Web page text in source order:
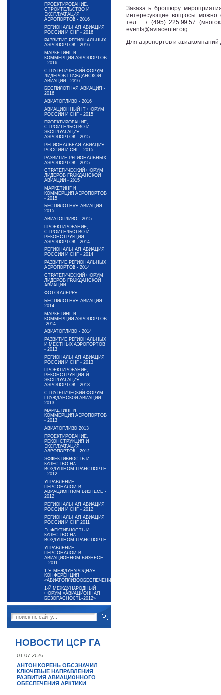
ПРОЕКТИРОВАНИЕ,
СТРОИТЕЛЬСТВО И
ЭКСПЛУАТАЦИЯ
АЭРОПОРТОВ - 2016
РЕГИОНАЛЬНАЯ АВИАЦИЯ
РОССИИ И СНГ - 2016
РАЗВИТИЕ РЕГИОНАЛЬНЫХ
АЭРОПОРТОВ - 2016
МАРКЕТИНГ И
КОММЕРЦИЯ АЭРОПОРТОВ
- 2016
СТРАТЕГИЧЕСКИЙ ФОРУМ
ЛИДЕРОВ ГРАЖДАНСКОЙ
АВИАЦИИ - 2016
БЕСПИЛОТНАЯ АВИАЦИЯ -
2016
АВИАТОПЛИВО - 2016
АВИАЦИОННЫЙ IT ФОРУМ
РОССИИ И СНГ - 2015
ПРОЕКТИРОВАНИЕ,
СТРОИТЕЛЬСТВО И
ЭКСПЛУАТАЦИЯ
АЭРОПОРТОВ - 2015
РЕГИОНАЛЬНАЯ АВИАЦИЯ
РОССИИ И СНГ - 2015
РАЗВИТИЕ РЕГИОНАЛЬНЫХ
АЭРОПОРТОВ - 2015
СТРАТЕГИЧЕСКИЙ ФОРУМ
ЛИДЕРОВ ГРАЖДАНСКОЙ
АВИАЦИИ - 2015
МАРКЕТИНГ И
КОММЕРЦИЯ АЭРОПОРТОВ
- 2015
БЕСПИЛОТНАЯ АВИАЦИЯ -
2015
АВИАТОПЛИВО - 2015
ПРОЕКТИРОВАНИЕ,
СТРОИТЕЛЬСТВО И
РЕКОНСТРУКЦИЯ
АЭРОПОРТОВ - 2014
РЕГИОНАЛЬНАЯ АВИАЦИЯ
РОССИИ И СНГ - 2014
РАЗВИТИЕ РЕГИОНАЛЬНЫХ
АЭРОПОРТОВ - 2014
СТРАТЕГИЧЕСКИЙ ФОРУМ
ЛИДЕРОВ ГРАЖДАНСКОЙ
АВИАЦИИ
ФОТОГАЛЕРЕЯ
БЕСПИЛОТНАЯ АВИАЦИЯ -
2014
МАРКЕТИНГ И
КОММЕРЦИЯ АЭРОПОРТОВ
-2014
АВИАТОПЛИВО - 2014
РАЗВИТИЕ РЕГИОНАЛЬНЫХ
И МЕСТНЫХ АЭРОПОРТОВ
- 2013
РЕГИОНАЛЬНАЯ АВИАЦИЯ
РОССИИ И СНГ - 2013
ПРОЕКТИРОВАНИЕ,
РЕКОНСТРУКЦИЯ И
ЭКСПЛУАТАЦИЯ
АЭРОПОРТОВ - 2013
СТРАТЕГИЧЕСКИЙ ФОРУМ
ГРАЖДАНСКОЙ АВИАЦИИ
2013
МАРКЕТИНГ И
КОММЕРЦИЯ АЭРОПОРТОВ
- 2013
АВИАТОПЛИВО 2013
ПРОЕКТИРОВАНИЕ,
РЕКОНСТРУКЦИЯ И
ЭКСПЛУАТАЦИЯ
АЭРОПОРТОВ - 2012
ЭФФЕКТИВНОСТЬ И
КАЧЕСТВО НА
ВОЗДУШНОМ ТРАНСПОРТЕ
- 2012
УПРАВЛЕНИЕ
ПЕРСОНАЛОМ В
АВИАЦИОННОМ БИЗНЕСЕ -
2012
РЕГИОНАЛЬНАЯ АВИАЦИЯ
РОССИИ И СНГ - 2012
РЕГИОНАЛЬНАЯ АВИАЦИЯ
РОССИИ И СНГ 2011
ЭФФЕКТИВНОСТЬ И
КАЧЕСТВО НА
ВОЗДУШНОМ ТРАНСПОРТЕ
УПРАВЛЕНИЕ
ПЕРСОНАЛОМ В
АВИАЦИОННОМ БИЗНЕСЕ
– 2011
1-Я МЕЖДУНАРОДНАЯ
КОНФЕРЕНЦИЯ
«АВИАТОПЛИВООБЕСПЕЧЕНИЕ-2012»
1-Й МЕЖДУНАРОДНЫЙ
ФОРУМ «АВИАЦИОННАЯ
БЕЗОПАСНОСТЬ-2012»
НОВОСТИ ЦСР ГА
01.07.2026
АНТОН КОРЕНЬ ОБОЗНАЧИЛ
КЛЮЧЕВЫЕ НАПРАВЛЕНИЯ
РАЗВИТИЯ АВИАЦИОННОГО
ОБЕСПЕЧЕНИЯ АРКТИКИ
Заказать брошюру
интересующие вопросы можно
тел: +7 (495) 225.99.57
events@aviacenter.org.
Для аэропортов и авиакомпаний